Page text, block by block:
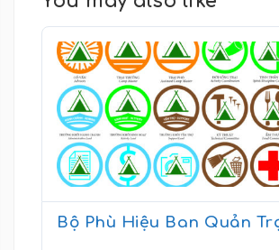
Bộ Phù Hiệu Ban Quản